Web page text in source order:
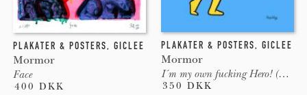
PLAKATER & POSTERS, GICLEE
Mormor
I´m my own fucking Hero! (Blå)
350 DKK
PLAKATER & POSTERS, GICLEE
Mormor
Face
400 DKK